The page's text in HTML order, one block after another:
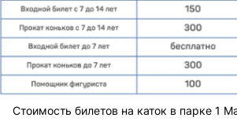
Стоимость билетов на каток в парке 1